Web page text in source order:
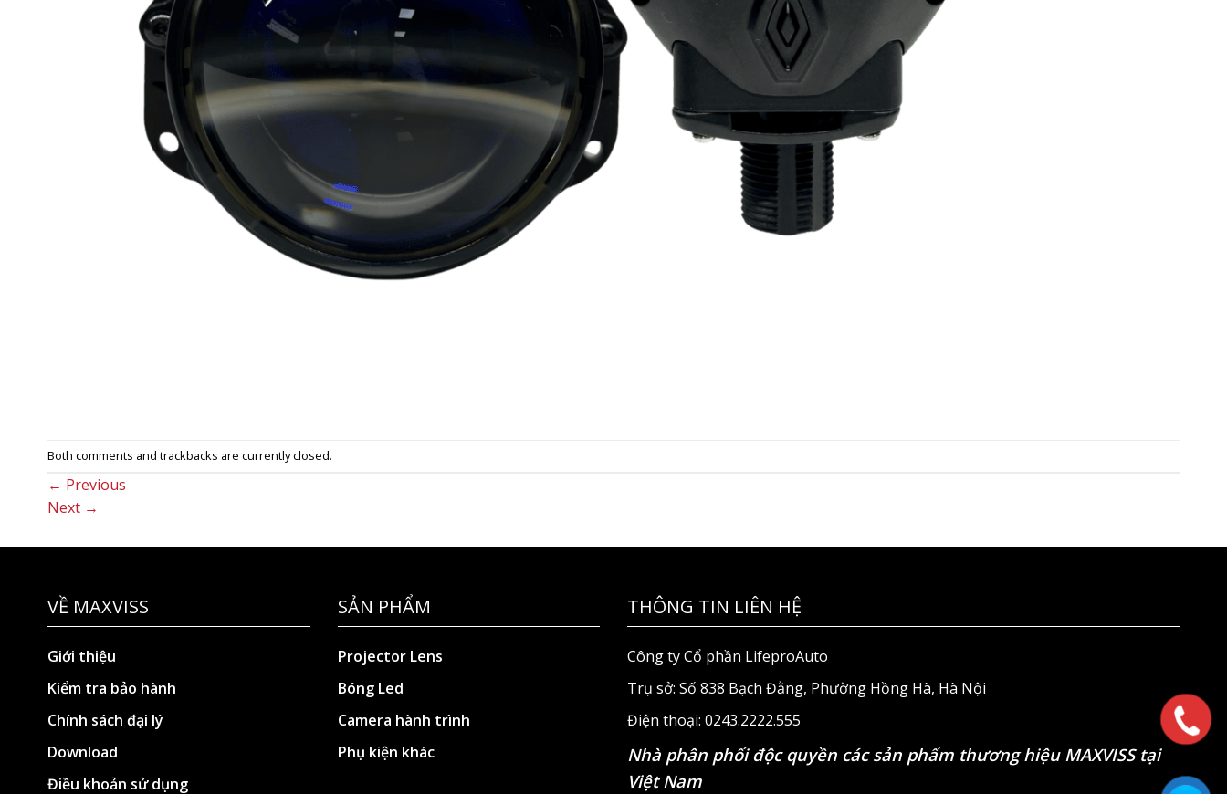
Both comments and trackbacks are currently closed.
← Previous
Next →
VỀ MAXVISS
Giới thiệu
Kiểm tra bảo hành
Chính sách đại lý
Download
Điều khoản sử dụng
SẢN PHẨM
Projector Lens
Bóng Led
Camera hành trình
Phụ kiện khác
THÔNG TIN LIÊN HỆ
Công ty Cổ phần LifeproAuto
Trụ sở: Số 838 Bạch Đằng, Phường Hồng Hà, Hà Nội
Điện thoại: 0243.2222.555
Nhà phân phối độc quyền các sản phẩm thương hiệu MAXVISS tại
Việt Nam